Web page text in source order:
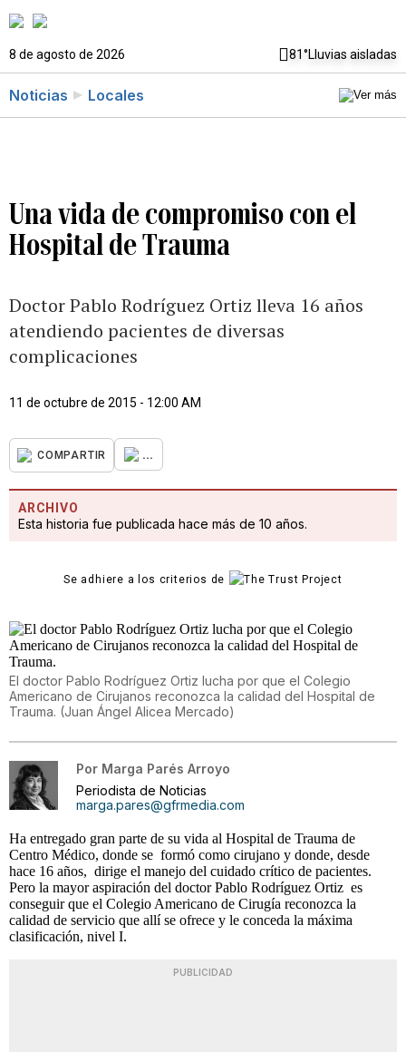
8 de agosto de 2026 81°Lluvias aisladas
Noticias Locales
Una vida de compromiso con el
Hospital de Trauma
Doctor Pablo Rodríguez Ortiz lleva 16 años
atendiendo pacientes de diversas
complicaciones
11 de octubre de 2015 - 12:00 AM
COMPARTIR ...
ARCHIVO
Esta historia fue publicada hace más de 10 años.
Se adhiere a los criterios de
El doctor Pablo Rodríguez Ortiz lucha por que el Colegio
Americano de Cirujanos reconozca la calidad del Hospital de
Trauma. (Juan Ángel Alicea Mercado)
Por Marga Parés Arroyo
Periodista de Noticias
marga.pares@gfrmedia.com
Ha entregado gran parte de su vida al Hospital de Trauma de
Centro Médico, donde se formó como cirujano y donde, desde
hace 16 años, dirige el manejo del cuidado crítico de pacientes.
Pero la mayor aspiración del doctor Pablo Rodríguez Ortiz es
conseguir que el Colegio Americano de Cirugía reconozca la
calidad de servicio que allí se ofrece y le conceda la máxima
clasificación, nivel I.
PUBLICIDAD